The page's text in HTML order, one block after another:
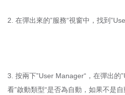
2. 在彈出來的”服務“視窗中，找到
3. 按兩下”User Manager“，在彈出的
看”啟動類型“是否為自動，如果不是